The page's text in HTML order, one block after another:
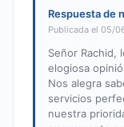
Respuesta de
Publicada el 05/
Señor Rachid,
elogiosa
Nos alegra
servicios
nuestra